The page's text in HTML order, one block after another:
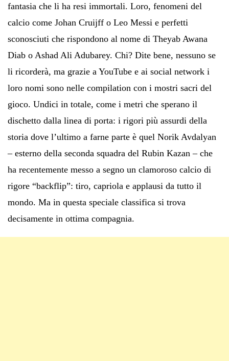
fantasia che li ha resi immortali. Loro, fenomeni del
calcio come Johan Cruijff o Leo Messi e perfetti
sconosciuti che rispondono al nome di Theyab Awana
Diab o Ashad Ali Adubarey. Chi? Dite bene, nessuno se
li ricorderà, ma grazie a YouTube e ai social network i
loro nomi sono nelle compilation con i mostri sacri del
gioco. Undici in totale, come i metri che sperano il
dischetto dalla linea di porta: i rigori più assurdi della
storia dove l’ultimo a farne parte è quel Norik Avdalyan
– esterno della seconda squadra del Rubin Kazan – che
ha recentemente messo a segno un clamoroso calcio di
rigore “backflip”: tiro, capriola e applausi da tutto il
mondo. Ma in questa speciale classifica si trova
decisamente in ottima compagnia.